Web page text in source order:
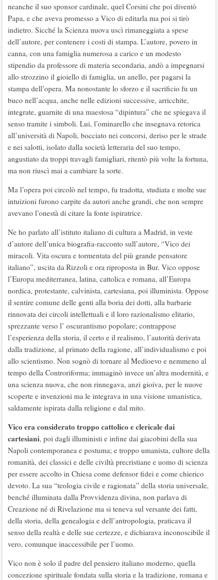
neanche il suo sponsor cardinale, quel Corsini che poi diventò
Papa, e che aveva promesso a Vico di editarla ma poi si tirò
indietro. Sicché la Scienza nuova uscì rimaneggiata a spese
dell’autore, per contenere i costi di stampa. L’autore, povero in
canna, con una famiglia numerosa a carico e un modesto
stipendio da professore di materia secondaria, andò a impegnarsi
allo strozzino il gioiello di famiglia, un anello, per pagarsi la
stampa dell’opera. Ma nonostante lo sforzo e il sacrificio fu un
buco nell’acqua, anche nelle edizioni successive, arricchite,
integrate, guarnite di una maestosa “dipintura” che ne spiegava il
senso tramite i simboli. Lui, l’ominarello che insegnava retorica
all’università di Napoli, bocciato nei concorsi, deriso per le strade
e nei salotti, isolato dalla società letteraria del suo tempo,
angustiato da troppi travagli famigliari, ritentò più volte la fortuna,
ma non riuscì mai a cambiare la sorte.
Ma l’opera poi circolò nel tempo, fu tradotta, studiata e molte sue
intuizioni furono carpite da autori anche grandi, che non sempre
avevano l’onestà di citare la fonte ispiratrice.
Ne ho parlato all’istituto italiano di cultura a Madrid, in veste
d’autore dell’unica biografia-racconto sull’autore, “Vico dei
miracoli. Vita oscura e tormentata del più grande pensatore
italiano”, uscita da Rizzoli e ora riproposta in Bur. Vico oppose
l’Europa mediterranea, latina, cattolica e romana, all’Europa
nordica, protestante, calvinista, cartesiana, poi illuminista. Oppose
il sentire comune delle genti alla boria dei dotti, alla barbarie
rinnovata dei circoli intellettuali e il loro razionalismo elitario,
sprezzante verso l’ oscurantismo popolare; contrappose
l’esperienza della storia, il certo e il realismo, l’autorità derivata
dalla tradizione, al primato della ragione, all’individualismo e poi
allo scientismo. Non sognò di tornare al Medioevo e nemmeno al
tempo della Controriforma; immaginò invece un’altra modernità, e
una scienza nuova, che non rinnegava, anzi gioiva, per le nuove
scoperte e invenzioni ma le integrava in una visione umanistica,
saldamente ispirata dalla religione e dal mito.
Vico era considerato troppo cattolico e clericale dai
cartesiani, poi dagli illuministi e infine dai giacobini della sua
Napoli contemporanea e postuma; e troppo umanista, cultore della
romanità, dei classici e delle civiltà precristiane e uomo di scienza
per essere accolto in Chiesa come defensor fidei e come chierico
devoto. La sua “teologia civile e ragionata” della storia universale,
benché illuminata dalla Provvidenza divina, non parlava di
Creazione né di Rivelazione ma si teneva sul versante dei fatti,
della storia, della genealogia e dell’antropologia, praticava il
senso della realtà e delle sue certezze, e dichiarava inconoscibile il
vero, comunque inaccessibile per l’uomo.
Vico non è solo il padre del pensiero italiano moderno, quella
concezione spirituale fondata sulla storia e la tradizione, romana e